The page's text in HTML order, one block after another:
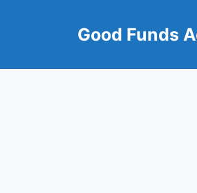
Good Funds